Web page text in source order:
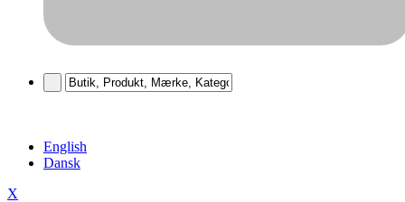
English
Dansk
X